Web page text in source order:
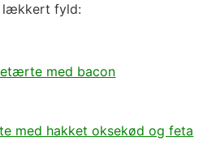
fyld:
med bacon
med hakket oksekød og feta